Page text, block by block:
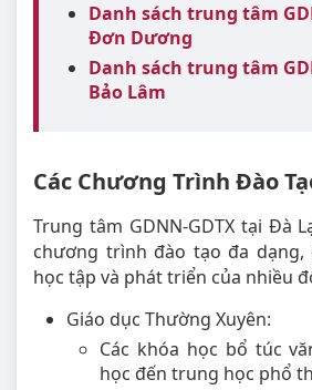
Danh sách trung tâm
Đơn Dương
Danh sách trung tâm
Bảo Lâm
Các Chương Trình Đào
Trung tâm GDNN-GDTX tại Đà
chương trình đào tạo đa
học tập và phát triển của nhiều
Giáo dục Thường Xuyên:
Các khóa học bổ túc
học đến trung học phổ